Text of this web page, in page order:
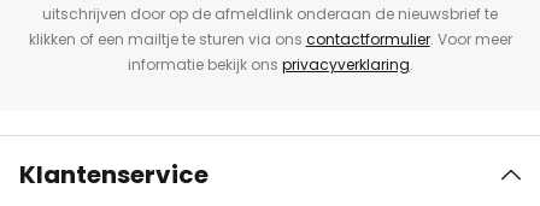
uitschrijven door op de afmeldlink onderaan de nieuwsbrief te
klikken of een mailtje te sturen via ons contactformulier. Voor meer
informatie bekijk ons privacyverklaring.
Klantenservice